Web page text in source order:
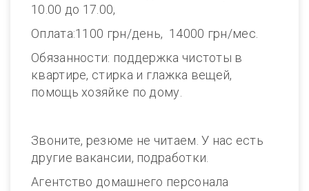
10.00 до 17.00,
Оплата:1100 грн/день, 14000 грн/мес.
Обязанности: поддержка чистоты в
квартире, стирка и глажка вещей,
помощь хозяйке по дому.
Звоните, резюме не читаем. У нас есть
другие вакансии, подработки.
Агентство домашнего персонала